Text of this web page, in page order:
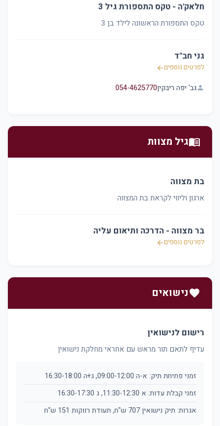
חלאק'ה - טקס התספורת גיל 3
טקס התספורת הראשונה לילד בן 3
גני חב"ד
לפרטים נוספיםarrow_back
personגב' יפה ריבקין054-4625770
menu_bookגיל מצוות
בת מצווה
ארגון וליווי לקראת בת המצווה
בר מצווה - הדרכה ותיאום עליה
לפרטים נוספיםarrow_back
favoriteנישואים
רישום לנישואין
עדיף לתאם תור מראש עם אחראי מחלקת נישואין
זמני פתיחת תיק: א-ה 09:00-12:00, ג+ה 16:30-18:00
זמני קבלת עדות: א 11:30-12:30, ג 16:30-17:30
אגרות: תיק נישואין 707 ש"ח, תעודת רווקות 151 ש"ח